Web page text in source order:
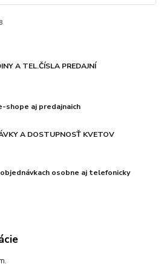
A TEL.ČÍSLA PREDAJNÍ
shope aj predajnaich
A DOSTUPNOSŤ KVETOV
osobne aj telefonicky